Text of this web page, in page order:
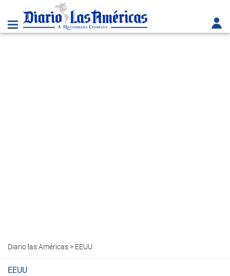
Diario las Américas> EEUU
EEUU